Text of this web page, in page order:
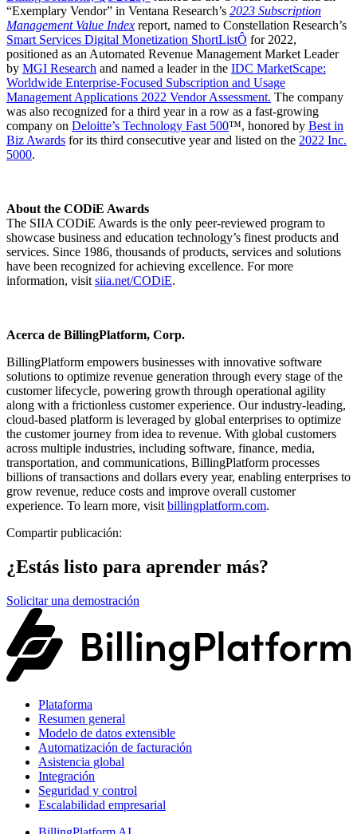
“Exemplary Vendor” in Ventana Research’s 2023 Subscription
Management Value Index report, named to Constellation Research’s
Smart Services Digital Monetization ShortListÔ for 2022,
positioned as an Automated Revenue Management Market Leader
by MGI Research and named a leader in the IDC MarketScape:
Worldwide Enterprise-Focused Subscription and Usage
Management Applications 2022 Vendor Assessment. The company
was also recognized for a third year in a row as a fast-growing
company on Deloitte’s Technology Fast 500™, honored by Best in
Biz Awards for its third consecutive year and listed on the 2022 Inc.
5000.
About the CODiE Awards
The SIIA CODiE Awards is the only peer-reviewed program to
showcase business and education technology’s finest products and
services. Since 1986, thousands of products, services and solutions
have been recognized for achieving excellence. For more
information, visit siia.net/CODiE.
Acerca de BillingPlatform, Corp.
BillingPlatform empowers businesses with innovative software
solutions to optimize revenue generation through every stage of the
customer lifecycle, powering growth through operational agility
along with a frictionless customer experience. Our industry-leading,
cloud-based platform is leveraged by global enterprises to optimize
the customer journey from idea to revenue. With global customers
across multiple industries, including software, finance, media,
transportation, and communications, BillingPlatform processes
billions of transactions and dollars every year, enabling enterprises to
grow revenue, reduce costs and improve overall customer
experience. To learn more, visit billingplatform.com.
Compartir publicación:
¿Estás listo para aprender más?
Solicitar una demostración
Plataforma
Resumen general
Modelo de datos extensible
Automatización de facturación
Asistencia global
Integración
Seguridad y control
Escalabilidad empresarial